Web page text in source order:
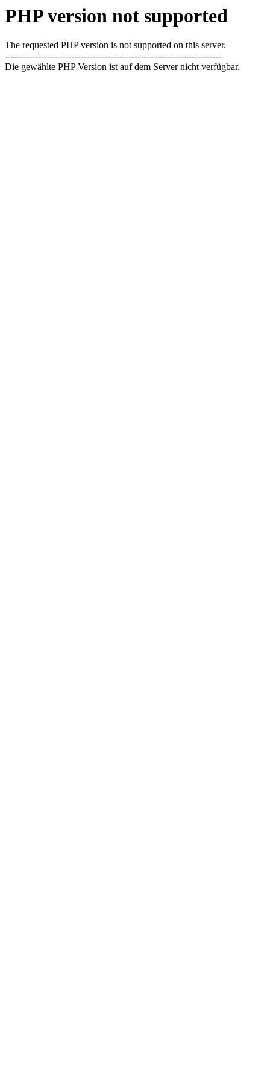
PHP version not supported
The requested PHP version is not supported on this server.
------------------------------------------------------------------------
Die gewählte PHP Version ist auf dem Server nicht verfügbar.